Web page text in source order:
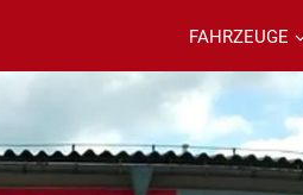
FAHRZEUGE